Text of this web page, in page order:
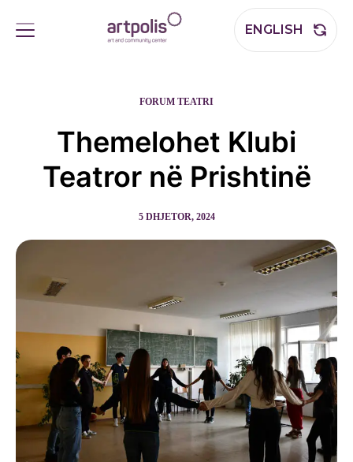
ENGLISH
FORUM TEATRI
Themelohet Klubi
Teatror në Prishtinë
5 DHJETOR, 2024